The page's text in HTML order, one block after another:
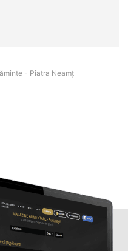
- Piatra Neamţ